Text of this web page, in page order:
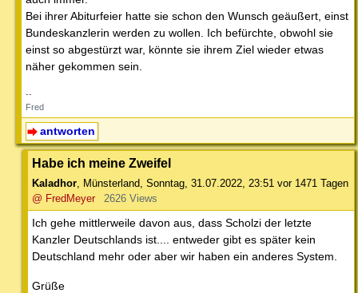
Bei ihrer Abiturfeier hatte sie schon den Wunsch geäußert, einst
Bundeskanzlerin werden zu wollen. Ich befürchte, obwohl sie
einst so abgestürzt war, könnte sie ihrem Ziel wieder etwas
näher gekommen sein.
--
Fred
antworten
Habe ich meine Zweifel
Kaladhor Münsterland Sonntag, 31.07.2022, 23:51 vor 1471 Tagen
@ FredMeyer
2626 Views
Ich gehe mittlerweile davon aus, dass Scholzi der letzte
Kanzler Deutschlands ist.... entweder gibt es später kein
Deutschland mehr oder aber wir haben ein anderes System.
Grüße